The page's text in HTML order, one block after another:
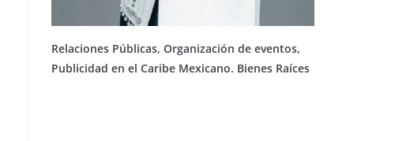
Relaciones Públicas, Organización de eventos,
Publicidad en el Caribe Mexicano. Bienes Raíces